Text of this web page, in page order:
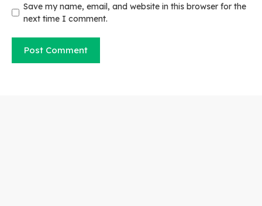
Save my name, email, and website in this browser for the
next time I comment.